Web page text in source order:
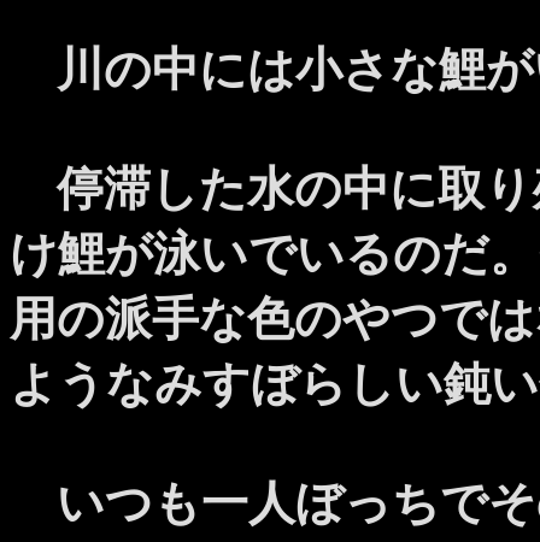
川の中には小さな鯉
停滞した水の中に取
け鯉が泳いでいるのだ
用の派手な色のやつで
ようなみすぼらしい鈍
いつも一人ぼっちで